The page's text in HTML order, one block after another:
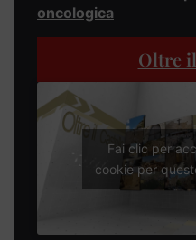
oncologica
Oltre
Fai clic per
cookie per